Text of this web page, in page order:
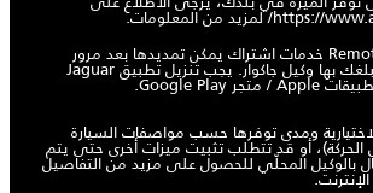
https:// لمزيد من المعلومات.
. يتضمن تطبيق Remote خدمات اشتراك يمكن تمديدها بعد مرور
المدة الأولية التي يبلغك بها وكيل جاكوار. يجب تنزيل تطبيق Jaguar
ومدى توفرها حسب مواصفات السيارة
الحركة)، أو قد تتطلب تثبيت ميزات أخرى حتى يتم
بالوكيل المحلّي للحصول على مزيد من التفاصيل